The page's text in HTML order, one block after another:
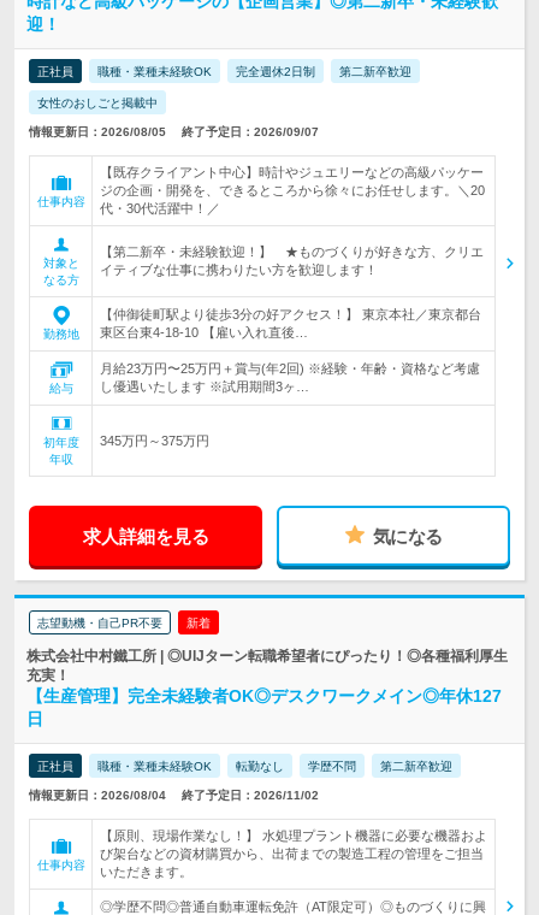
迎！
正社員 職種・業種未経験OK 完全週休2日制 第二新卒歓迎
女性のおしごと掲載中
情報更新日：2026/08/05 終了予定日：2026/09/07
仕事内容
【既存クライアント中心】時計やジュエリーなどの高級パッケー
ジの企画・開発を、できるところから徐々にお任せします。＼20
代・30代活躍中！／
対象と
なる方
【第二新卒・未経験歓迎！】 ★ものづくりが好きな方、クリエ
イティブな仕事に携わりたい方を歓迎します！
勤務地
【仲御徒町駅より徒歩3分の好アクセス！】 東京本社／東京都台
東区台東4-18-10 【雇い入れ直後…
給与
月給23万円〜25万円＋賞与(年2回) ※経験・年齢・資格など考慮
し優遇いたします ※試用期間3ヶ…
初年度
年収
345万円～375万円
求人詳細を見る 気になる
志望動機・自己PR不要 新着
株式会社中村鐵工所 | ◎UIJターン転職希望者にぴったり！◎各種福利厚生
充実！
【生産管理】完全未経験者OK◎デスクワークメイン◎年休127
日
正社員 職種・業種未経験OK 転勤なし 学歴不問 第二新卒歓迎
情報更新日：2026/08/04 終了予定日：2026/11/02
仕事内容
【原則、現場作業なし！】 水処理プラント機器に必要な機器およ
び架台などの資材購買から、出荷までの製造工程の管理をご担当
いただきます。
◎学歴不問◎普通自動車運転免許（AT限定可）◎ものづくりに興